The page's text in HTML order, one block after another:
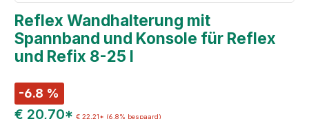
Reflex Wandhalterung mit
Spannband und Konsole für Reflex
und Refix 8-25 l
-6.8 %
€ 20,70* € 22,21* (6.8% bespaard)